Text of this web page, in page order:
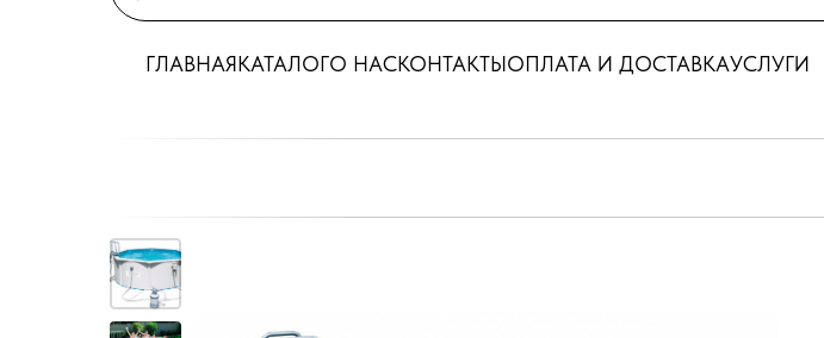
ГЛАВНАЯКАТАЛОГО НАСКОНТАКТЫОПЛАТА И ДОСТАВКАУСЛУГИ